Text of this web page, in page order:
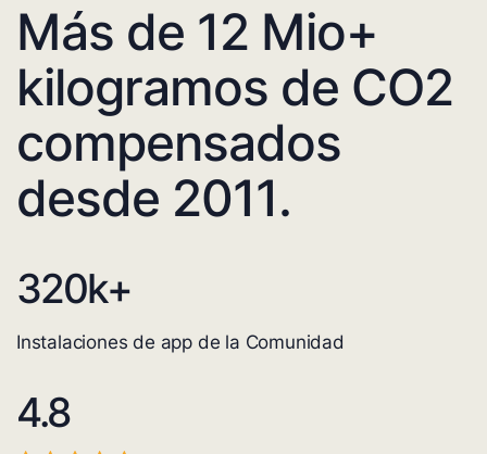
Más de 12 Mio+
kilogramos de CO2
compensados
desde 2011.
320k+
Instalaciones de app de la Comunidad
4.8